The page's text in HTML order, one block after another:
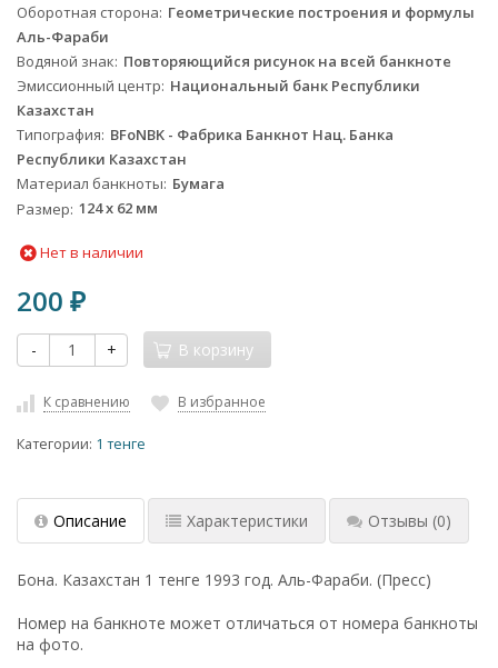
Оборотная сторона Геометрические построения и формулы
Аль-Фараби
Водяной знак Повторяющийся рисунок на всей банкноте
Эмиссионный центр Национальный банк Республики
Казахстан
Типография BFoNBK - Фабрика Банкнот Нац. Банка
Республики Казахстан
Материал банкноты Бумага
Размер 124 x 62 мм
Нет в наличии
200 ₽
- + В корзину
К сравнению В избранное
Категории: 1 тенге
Описание Характеристики Отзывы (0)
Бона. Казахстан 1 тенге 1993 год. Аль-Фараби. (Пресс)
Номер на банкноте может отличаться от номера банкноты
на фото.